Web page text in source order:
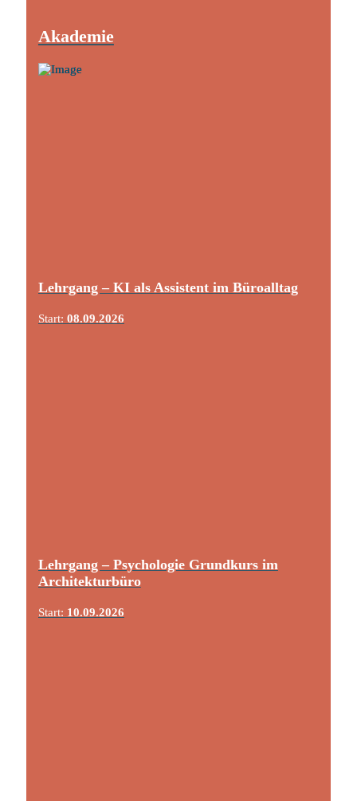
Akademie
Lehrgang – KI als Assistent im Büroalltag
Start: 08.09.2026
Lehrgang – Psychologie Grundkurs im
Architekturbüro
Start: 10.09.2026